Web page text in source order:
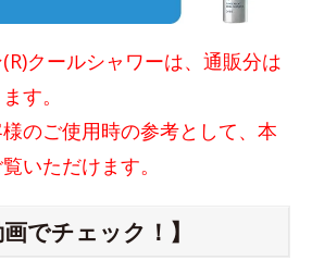
クールシャワーは、通販分は
す。
のご使用時の参考として、本
いただけます。
でチェック！】